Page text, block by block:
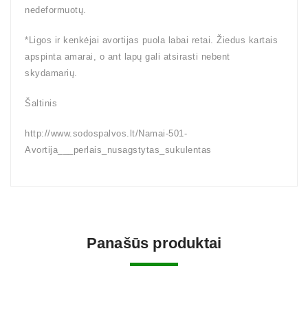
nedeformuotų.
*Ligos ir kenkėjai avortijas puola labai retai. Žiedus kartais
apspinta amarai, o ant lapų gali atsirasti nebent
skydamarių.
Šaltinis
http://www.sodospalvos.lt/Namai-501-
Avortija___perlais_nusagstytas_sukulentas
Panašūs produktai